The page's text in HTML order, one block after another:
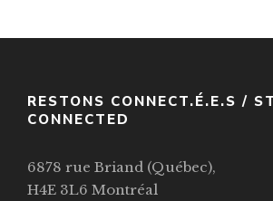
RESTONS CONNECT.É.E.S /
CONNECTED
6878 rue Briand (Québec),
H4E 3L6 Montréal